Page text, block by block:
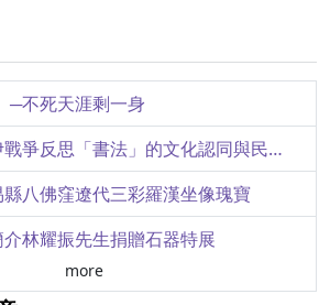
─不死天涯剩一身
另類共鳴─從美伊戰爭反思「書法」的文化認同與民族自信心
八佛窪遼代三彩羅漢坐像瑰寶
林耀振先生捐贈石器特展
秦闕文化
more